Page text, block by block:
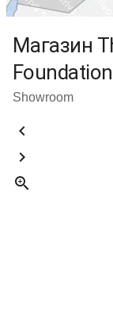
Магазин
Foundation
Showroom


